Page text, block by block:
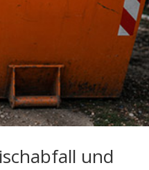
und